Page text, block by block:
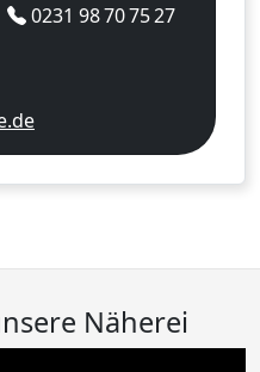
0231 98 70 75 27
Näherei